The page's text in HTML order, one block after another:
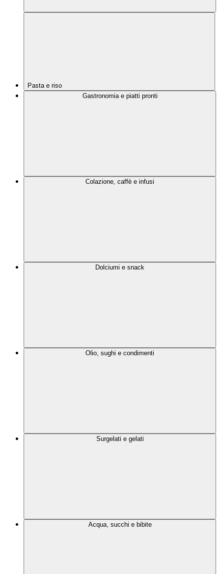
Pasta e riso
Gastronomia e piatti pronti
Colazione, caffè e infusi
Dolciumi e snack
Olio, sughi e condimenti
Surgelati e gelati
Acqua, succhi e bibite